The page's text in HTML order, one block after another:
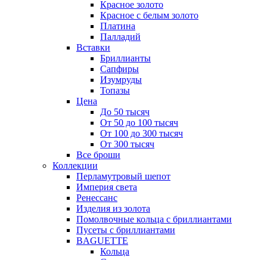
Красное золото
Красное с белым золото
Платина
Палладий
Вставки
Бриллианты
Сапфиры
Изумруды
Топазы
Цена
До 50 тысяч
От 50 до 100 тысяч
От 100 до 300 тысяч
От 300 тысяч
Все броши
Коллекции
Перламутровый шепот
Империя света
Ренессанс
Изделия из золота
Помолвочные кольца с бриллиантами
Пусеты с бриллиантами
BAGUETTE
Кольца